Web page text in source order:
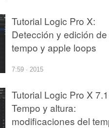
Tutorial Logic Pro X:
Detección y edición de
tempo y apple loops
7:59 · 2015
Tutorial Logic Pro X 7.1
Tempo y altura:
modificaciones del